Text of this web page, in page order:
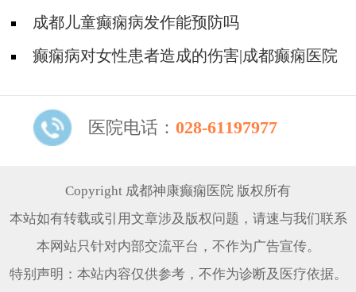
办
成都儿童癫痫病发作能预防吗
癫痫病对女性患者造成的伤害|成都癫痫医院
医院电话： 028-61197977
Copyright 成都神康癫痫医院 版权所有
本站如有转载或引用文章涉及版权问题，请速与我们联系
本网站只针对内部交流平台，不作为广告宣传。
特别声明：本站内容仅供参考，不作为诊断及医疗依据。